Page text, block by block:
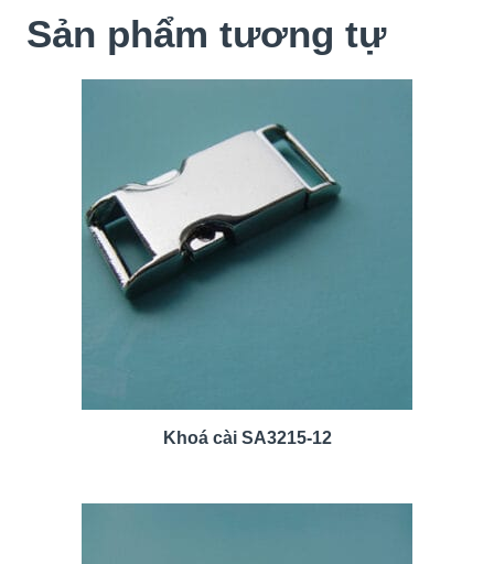
Sản phẩm tương tự
Khoá cài SA3215-12